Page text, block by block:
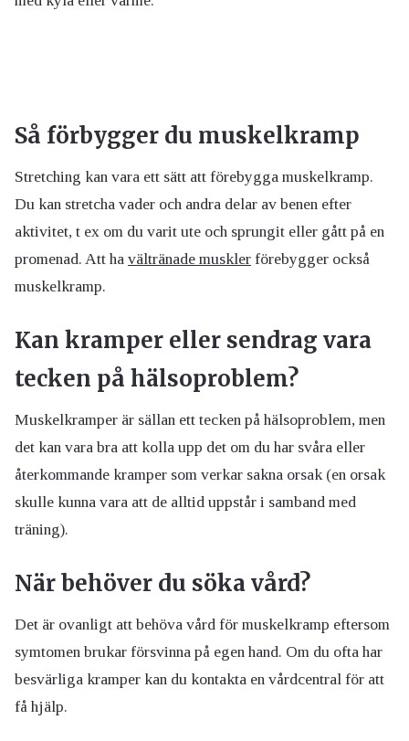
Så förbygger du muskelkramp
Stretching kan vara ett sätt att förebygga muskelkramp.
Du kan stretcha vader och andra delar av benen efter
aktivitet, t ex om du varit ute och sprungit eller gått på en
promenad. Att ha vältränade muskler förebygger också
muskelkramp.
Kan kramper eller sendrag vara
tecken på hälsoproblem?
Muskelkramper är sällan ett tecken på hälsoproblem, men
det kan vara bra att kolla upp det om du har svåra eller
återkommande kramper som verkar sakna orsak (en orsak
skulle kunna vara att de alltid uppstår i samband med
träning).
När behöver du söka vård?
Det är ovanligt att behöva vård för muskelkramp eftersom
symtomen brukar försvinna på egen hand. Om du ofta har
besvärliga kramper kan du kontakta en vårdcentral för att
få hjälp.